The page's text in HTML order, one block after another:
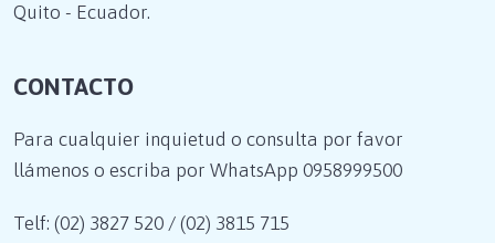
Quito - Ecuador.
CONTACTO
Para cualquier inquietud o consulta por favor
llámenos o escriba por WhatsApp 0958999500
Telf: (02) 3827 520 / (02) 3815 715